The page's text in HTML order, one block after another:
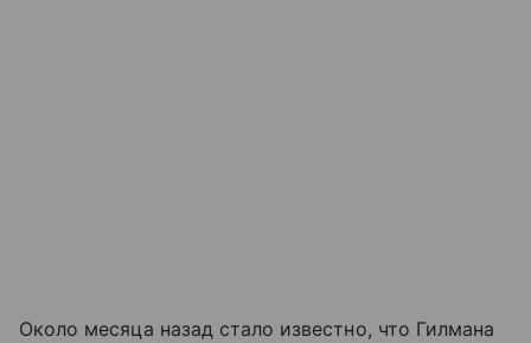
Около месяца назад стало известно, что Гилмана